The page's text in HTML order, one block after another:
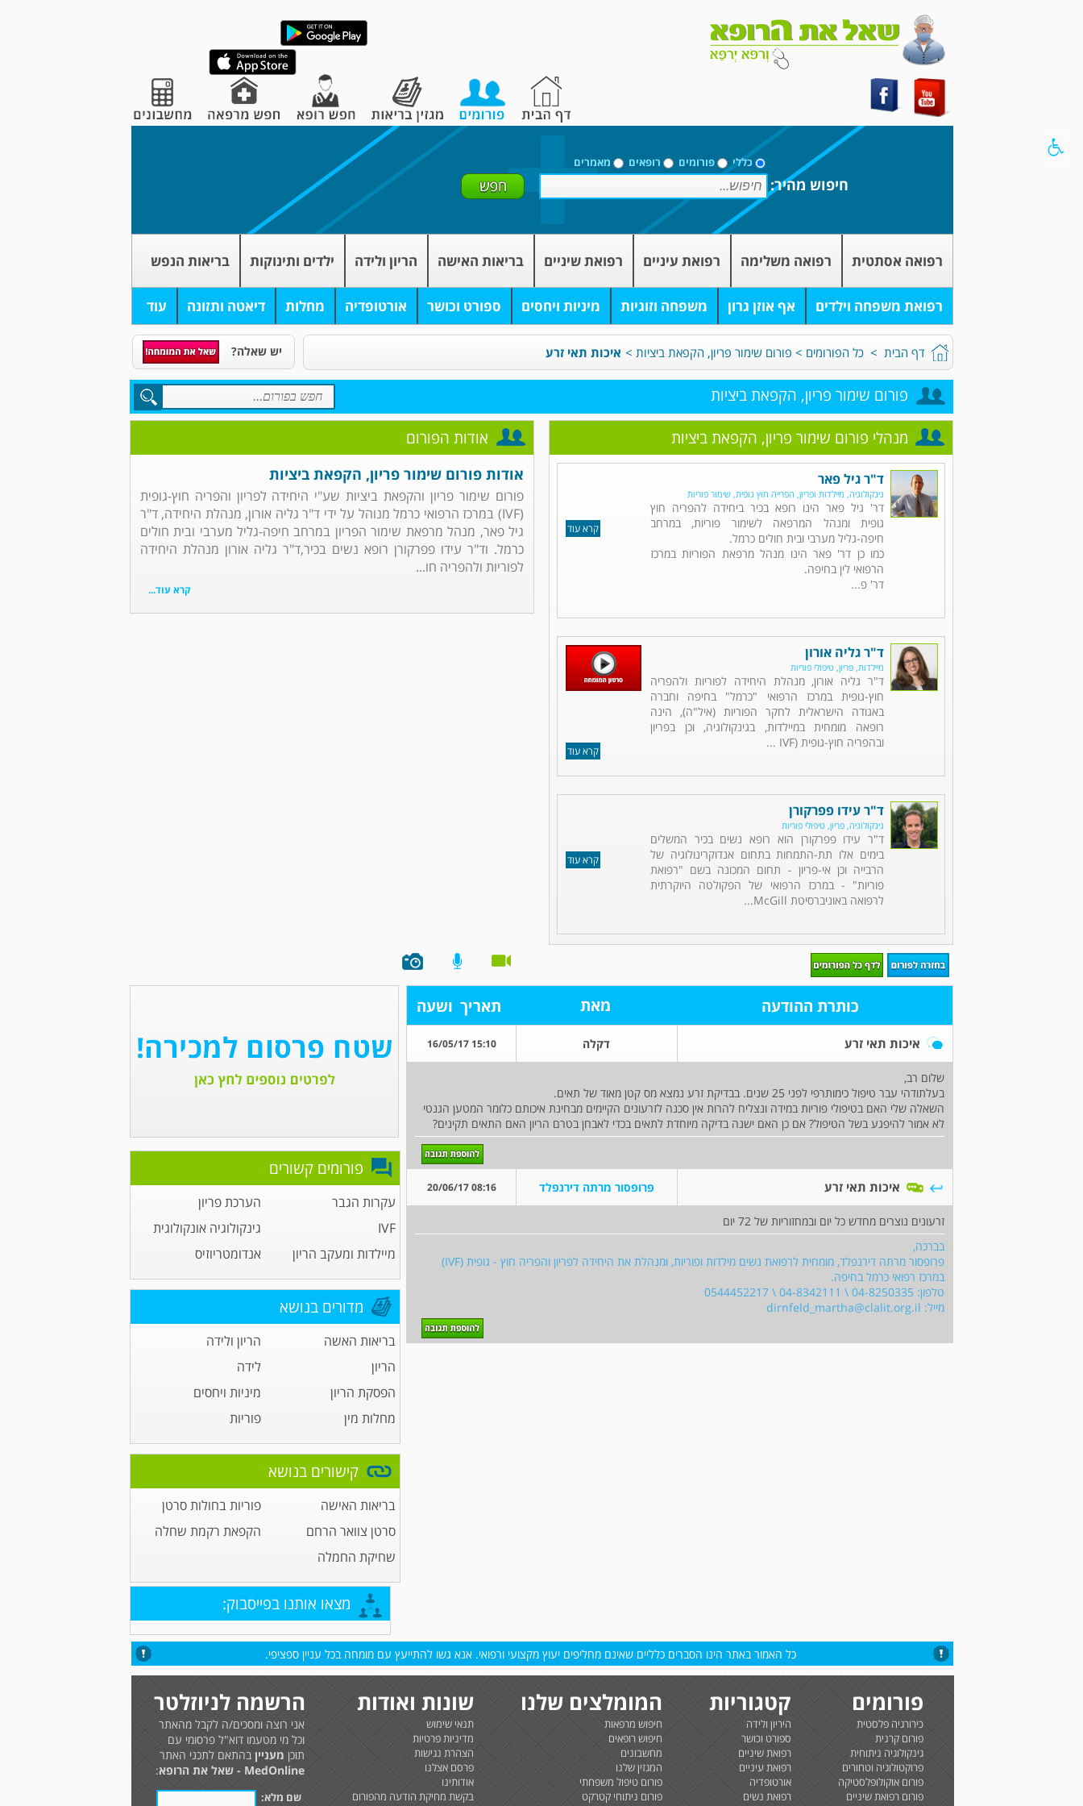
כללי פורומים רופאים מאמרים
חיפוש מהיר:
רפואה אסתטית רפואה משלימה רפואת עיניים רפואת שיניים בריאות האישה הריון ולידה ילדים ותינוקות בריאות הנפש
רפואת משפחה וילדים אף אוזן גרון משפחה וזוגיות מיניות ויחסים ספורט וכושר אורטופדיה מחלות דיאטה ותזונה עוד
דף הבית > כל הפורומים > פורום שימור פריון, הקפאת ביציות > איכות תאי זרע יש שאלה?
פורום שימור פריון, הקפאת ביציות
אודות הפורום
אודות פורום שימור פריון, הקפאת ביציות
פורום שימור פריון והקפאת ביציות שע"י היחידה לפריון והפריה חוץ-גופית
(IVF) במרכז הרפואי כרמל מנוהל על ידי ד"ר גליה אורון, מנהלת היחידה, ד"ר
גיל פאר, מנהל מרפאת שימור הפריון במרחב חיפה-גליל מערבי ובית חולים
כרמל. וד"ר עידו פפרקורן רופא נשים בכיר,ד"ר גליה אורון מנהלת היחידה
לפוריות ולהפריה חו...
קרא עוד...
מנהלי פורום שימור פריון, הקפאת ביציות
קרא עוד
ד"ר גיל פאר
גינקולוגיה, מיילדות ופריון, הפרייה חוץ גופית, שימור פוריות
דר' גיל פאר הינו רופא בכיר ביחידה להפריה חוץ
גופית ומנהל המרפאה לשימור פוריות, במרחב
חיפה-גליל מערבי ובית חולים כרמל.
כמו כן דר' פאר הינו מנהל מרפאת הפוריות במרכז
הרפואי לין בחיפה.
דר' פ...
קרא עוד
ד"ר גליה אורון
מיילדות, פריון, טיפולי פוריות
ד"ר גליה אורון, מנהלת היחידה לפוריות ולהפריה
חוץ-גופית במרכז הרפואי "כרמל" בחיפה וחברה
באגודה הישראלית לחקר הפוריות (איל"ה), הינה
רופאה מומחית במיילדות, בגינקולוגיה, וכן בפריון
ובהפריה חוץ-גופית (IVF ...
קרא עוד
ד"ר עידו פפרקורן
גינקולוגיה, פריון, טיפולי פוריות
ד"ר עידו פפרקורן הוא רופא נשים בכיר המשלים
בימים אלו תת-התמחות בתחום אנדוקרינולוגיה של
הרבייה וכן אי-פריון - תחום המכונה בשם "רפואת
פוריות" - במרכז הרפואי של הפקולטה היוקרתית
לרפואה באוניברסיטת McGill...
כותרת ההודעה מאת תאריך ושעה
איכות תאי זרע דקלה 15:10 16/05/17
שלום רב,
בעלתודהי עבר טיפול כימותרפי לפני 25 שנים. בבדיקת זרע נמצא מס קטן מאוד של תאים.
השאלה שלי האם בטיפולי פוריות במידה ונצליח להרות אין סכנה לזרעונים הקיימים מבחינת איכותם כלומר המטען הגנטי
לא אמור להיפגע בשל הטיפול? אם כן האם ישנה בדיקה מיוחדת לתאים בכדי לאבחן בטרם הריון האם התאים תקינים?
איכות תאי זרע פרופסור מרתה דירנפלד 08:16 20/06/17
זרעונים נוצרים מחדש כל יום ובמחזוריות של 72 יום
בברכה,
פרופסור מרתה דירנפלד, מומחית לרפואת נשים מילדות ופוריות, ומנהלת את היחידה לפריון והפריה חוץ - גופית (IVF)
במרכז רפואי כרמל בחיפה.
טלפון: 04-8250335 \ 04-8342111 \ 0544452217
מייל: dirnfeld_martha@clalit.org.il
פורומים קשורים
עקרות הגבר
הערכת פריון
IVF
גינקולוגיה אונקולוגית
מיילדות ומעקב הריון
אנדומטריוזיס
מדורים בנושא
בריאות האשה
הריון ולידה
הריון
לידה
הפסקת הריון
מיניות ויחסים
מחלות מין
פוריות
קישורים בנושא
בריאות האישה
פוריות בחולות סרטן
סרטן צוואר הרחם
הקפאת רקמת שחלה
שחיקת החמלה
מצאו אותנו בפייסבוק:
כל האמור באתר הינו הסברים כלליים שאינם מחליפים יעוץ מקצועי ורפואי. אנא גשו להתייעץ עם מומחה בכל עניין ספציפי.
פורומים
כירורגיה פלסטית
פורום קרנית
גינקולוגיה ניתוחית
פרוקטולוגיה וטחורים
פורום אוקולופלסטיקה
פורום רפואת שיניים
קטגוריות
היריון ולידה
ספורט וכושר
רפואת שיניים
רפואת עיניים
אורטופדיה
רפואת נשים
המומלצים שלנו
חיפוש מרפאות
חיפוש רופאים
מחשבונים
המגזין שלנו
פורום טיפול משפחתי
פורום ניתוחי קטרקט
שונות ואודות
תנאי שימוש
מדיניות פרטיות
הצהרת נגישות
פרסם אצלנו
אודותינו
בקשת מחיקת הודעה מהפורום
הרשמה לניוזלטר
אני רוצה ומסכים/ה לקבל מהאתר
וכל מי מטעמו דוא"ל פרסומי עם
תוכן מענייןבהתאם לתכני האתר
MedOnline - שאל את הרופא
:
שם מלא: